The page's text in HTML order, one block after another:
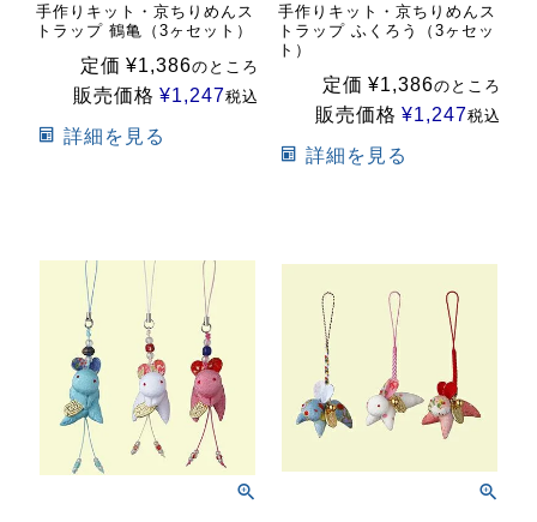
手作りキット・京ちりめんス
トラップ 鶴亀（3ヶセット）
定価 ¥1,386のところ
販売価格 ¥1,247税込
詳細を見る
手作りキット・京ちりめんス
トラップ ふくろう（3ヶセッ
ト）
定価 ¥1,386のところ
販売価格 ¥1,247税込
詳細を見る